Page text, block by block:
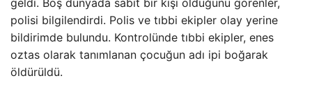
geldi. Boş dünyada sabit bir kişi olduğunu görenler,
polisi bilgilendirdi. Polis ve tıbbi ekipler olay yerine
bildirimde bulundu. Kontrolünde tıbbi ekipler, enes
oztas olarak tanımlanan çocuğun adı ipi boğarak
öldürüldü.